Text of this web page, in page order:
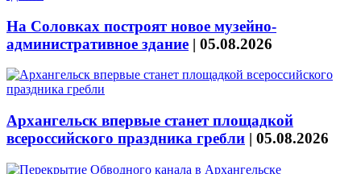
На Соловках построят новое музейно-
административное здание | 05.08.2026
Архангельск впервые станет площадкой
всероссийского праздника гребли | 05.08.2026